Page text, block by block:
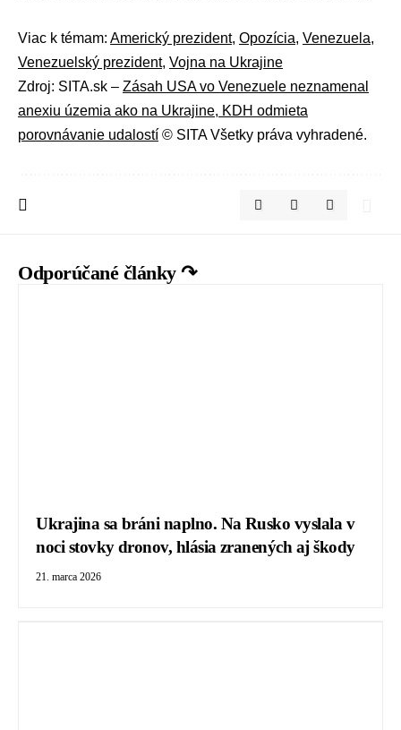
Viac k témam: Americký prezident, Opozícia, Venezuela,
Venezuelský prezident, Vojna na Ukrajine
Zdroj: SITA.sk – Zásah USA vo Venezuele neznamenal
anexiu územia ako na Ukrajine, KDH odmieta
porovnávanie udalostí © SITA Všetky práva vyhradené.
Odporúčané články ↷
Ukrajina sa bráni naplno. Na Rusko vyslala v
noci stovky dronov, hlásia zranených aj škody
21. marca 2026